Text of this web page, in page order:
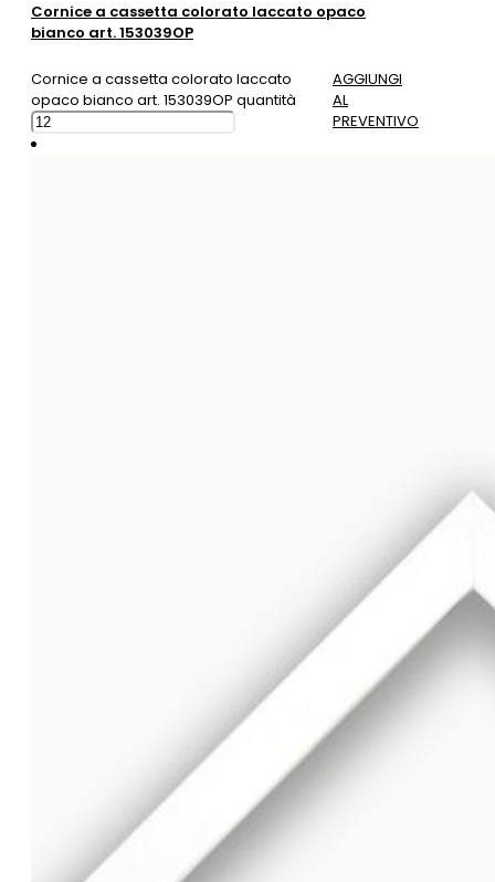
Cornice a cassetta colorato laccato opaco
bianco art. 153039OP
Cornice a cassetta colorato laccato
opaco bianco art. 153039OP quantità
AGGIUNGI
AL
PREVENTIVO